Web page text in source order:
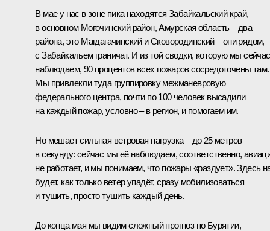
В мае у нас в зоне пика находятся Забайкальский край,
в основном Могочинский район, Амурская область – два
района, это Магдагачинский и Сковородинский – они рядом,
с Забайкальем граничат. И из той сводки, которую мы сейчас
наблюдаем, 90 процентов всех пожаров сосредоточены там.
Мы привлекли туда группировку межманевровую
федерального центра, почти по 100 человек высадили
на каждый пожар, условно – в регион, и помогаем им.
Но мешает сильная ветровая нагрузка – до 25 метров
в секунду: сейчас мы её наблюдаем, соответственно,
не работает, и мы понимаем, что пожары «раздует». Здесь
будет, как только ветер упадёт, сразу мобилизоваться
и тушить, просто тушить каждый день.
До конца мая мы видим сложный прогноз по Бурятии,